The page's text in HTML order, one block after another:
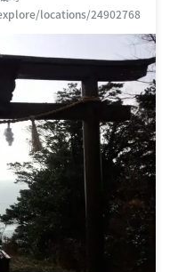
locations/24902768